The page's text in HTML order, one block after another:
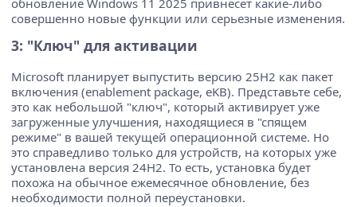
обновление Windows 11 2025 привнесет какие-либо
совершенно новые функции или серьезные изменения.
3: "Ключ" для активации
Microsoft планирует выпустить версию 25H2 как пакет
включения (enablement package, eKB). Представьте себе,
это как небольшой "ключ", который активирует уже
загруженные улучшения, находящиеся в "спящем
режиме" в вашей текущей операционной системе. Но
это справедливо только для устройств, на которых уже
установлена версия 24H2. То есть, установка будет
похожа на обычное ежемесячное обновление, без
необходимости полной переустановки.